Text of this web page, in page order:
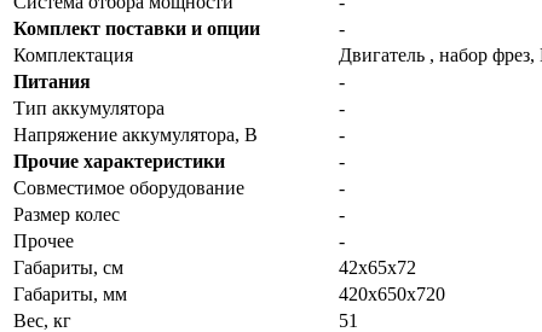
Комплект поставки и опции
-
Комплектация
Двигатель , набор фрез,
Питания
-
Тип аккумулятора
-
Напряжение аккумулятора, В
-
Прочие характеристики
-
Совместимое оборудование
-
Размер колес
-
Прочее
-
Габариты, см
42х65х72
Габариты, мм
420х650х720
Вес, кг
51